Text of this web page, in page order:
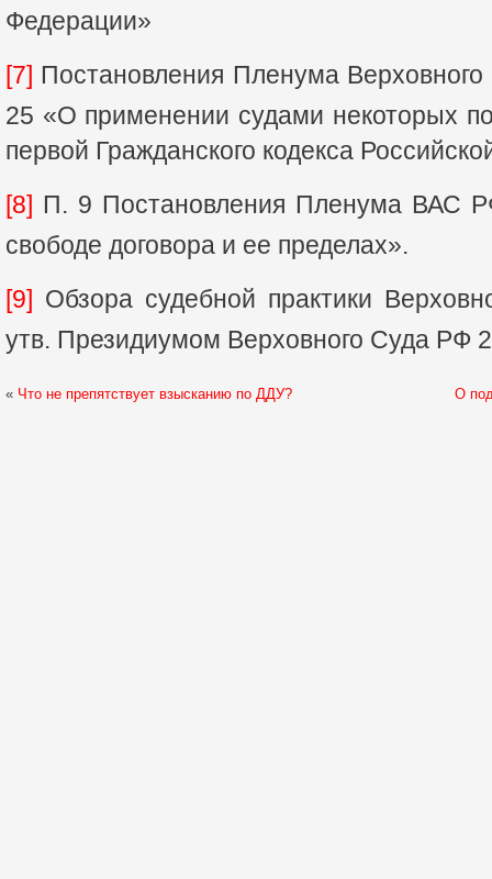
Федерации»
[7] Постановления Пленума
25 «О применении судами некоторых
первой Гражданского кодекса
[8] П. 9 Постановления Пленума ВАС
свободе договора и ее пределах».
[9] Обзора судебной практики
утв. Президиумом Верховного Суда РФ
« Что не препятствует взысканию по ДДУ? О